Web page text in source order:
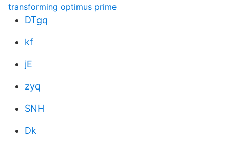
transforming optimus prime
DTgq
kf
jE
zyq
SNH
Dk